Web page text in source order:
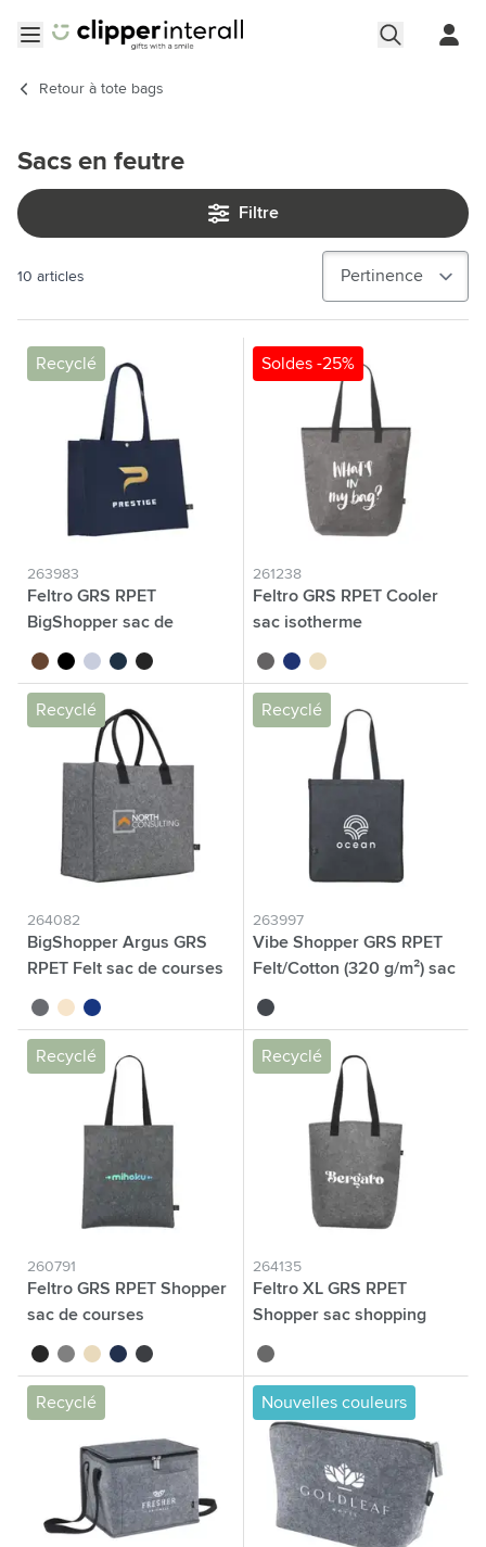
Retour à tote bags
Sacs en feutre
Filtre
10 articles
Recyclé
263983
Feltro GRS RPET
BigShopper sac de
brun noir gris clairbleu foncé
gris foncé
Soldes -25%
261238
Feltro GRS RPET Cooler
sac isotherme
gris bleu beige
Recyclé
264082
BigShopper Argus GRS
RPET Felt sac de courses
gris beigebleu
Recyclé
263997
Vibe Shopper GRS RPET
Felt/Cotton (320 g/m²) sac
gris foncé
Recyclé
260791
Feltro GRS RPET Shopper
sac de courses
noir gris beigebleu foncé
gris foncé
Recyclé
264135
Feltro XL GRS RPET
Shopper sac shopping
gris
Recyclé Nouvelles couleurs